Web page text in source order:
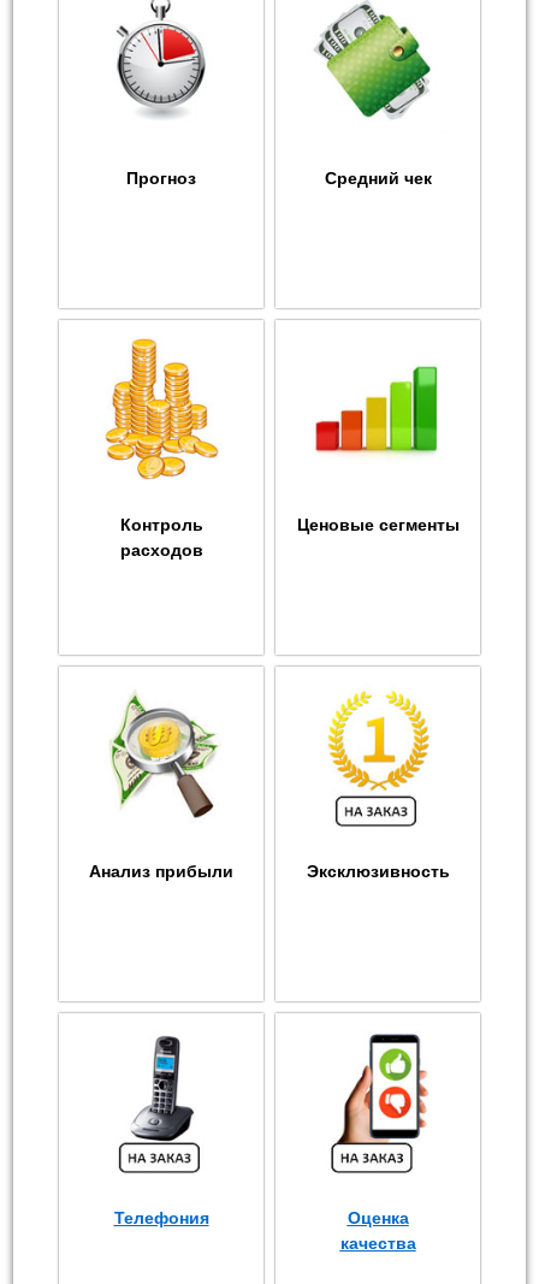
Прогноз Средний чек
Контроль
расходов
Ценовые сегменты
Анализ прибыли Эксклюзивность
Телефония
Оценка
качества